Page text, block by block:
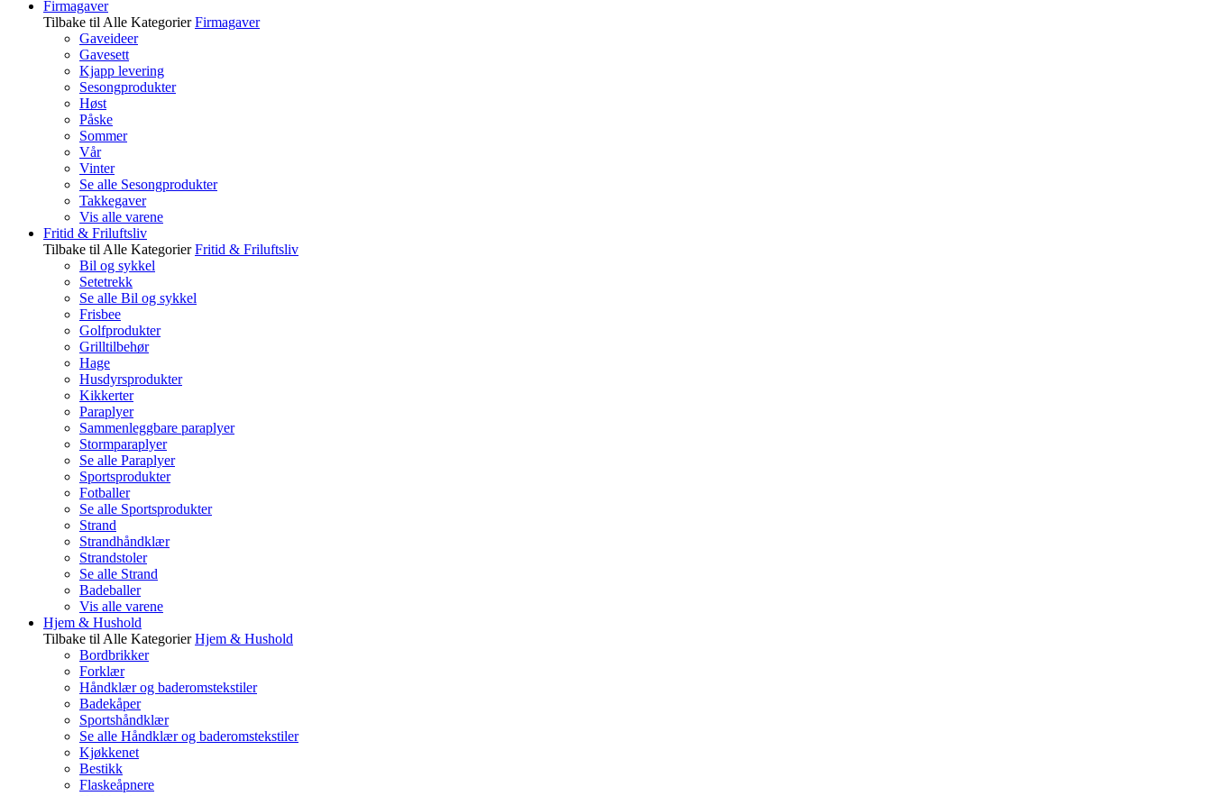
Firmagaver
Tilbake til Alle Kategorier Firmagaver
Gaveideer
Gavesett
Kjapp levering
Sesongprodukter
Høst
Påske
Sommer
Vår
Vinter
Se alle Sesongprodukter
Takkegaver
Vis alle varene
Fritid & Friluftsliv
Tilbake til Alle Kategorier Fritid & Friluftsliv
Bil og sykkel
Setetrekk
Se alle Bil og sykkel
Frisbee
Golfprodukter
Grilltilbehør
Hage
Husdyrsprodukter
Kikkerter
Paraplyer
Sammenleggbare paraplyer
Stormparaplyer
Se alle Paraplyer
Sportsprodukter
Fotballer
Se alle Sportsprodukter
Strand
Strandhåndklær
Strandstoler
Se alle Strand
Badeballer
Vis alle varene
Hjem & Hushold
Tilbake til Alle Kategorier Hjem & Hushold
Bordbrikker
Forklær
Håndklær og baderomstekstiler
Badekåper
Sportshåndklær
Se alle Håndklær og baderomstekstiler
Kjøkkenet
Bestikk
Flaskeåpnere